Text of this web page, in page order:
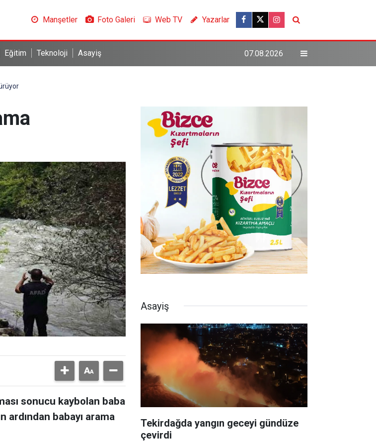
Manşetler Foto Galeri Web TV Yazarlar
Eğitim Teknoloji Asayiş 07.08.2026
sonucu kaybolan baba
ardından babayı arama
Asayiş
Tekirdağda yangın geceyi gündüze
çevirdi